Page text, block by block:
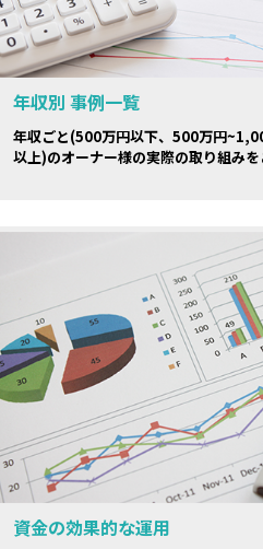
年収別 事例一覧
年収ごと(500万円以下、500万円
以上)のオーナー様の実際の取り組みを
資金の効果的な運用